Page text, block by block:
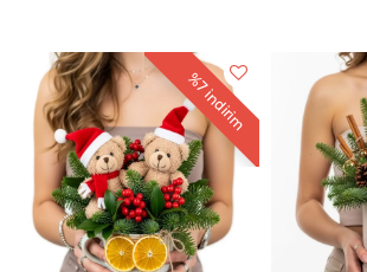
%7
indirim